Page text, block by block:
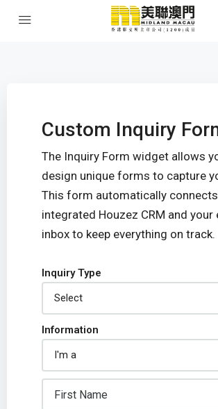
Custom Inquiry
The Inquiry Form widget allows
design unique forms to capture
This form automatically
integrated Houzez CRM and your
inbox to keep everything on track.
Inquiry Type
Information